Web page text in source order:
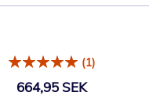
(1)
664,95 SEK